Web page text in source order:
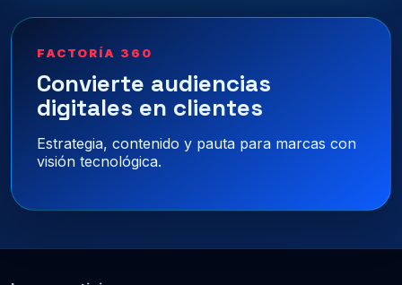
FACTORÍA 360
Convierte audiencias
digitales en clientes
Estrategia, contenido y pauta para marcas con
visión tecnológica.